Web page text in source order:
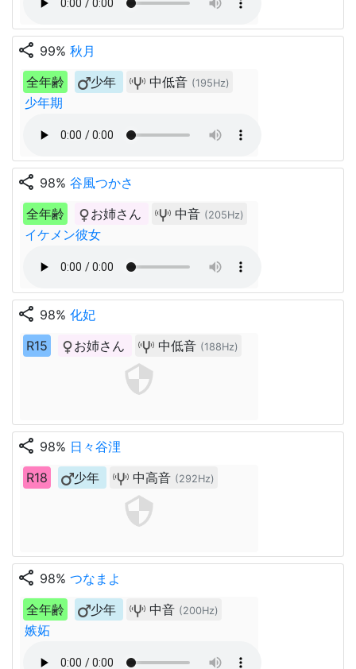
share 99% 秋月
全年齢
少年 中低音 (195Hz)
少年期
share 98% 谷風つかさ
全年齢
お姉さん 中音 (205Hz)
イケメン彼女
share 98% 化妃
R15
お姉さん 中低音 (188Hz)
share 98% 日々谷浬
R18
少年 中高音 (292Hz)
share 98% つなまよ
全年齢
少年 中音 (200Hz)
嫉妬